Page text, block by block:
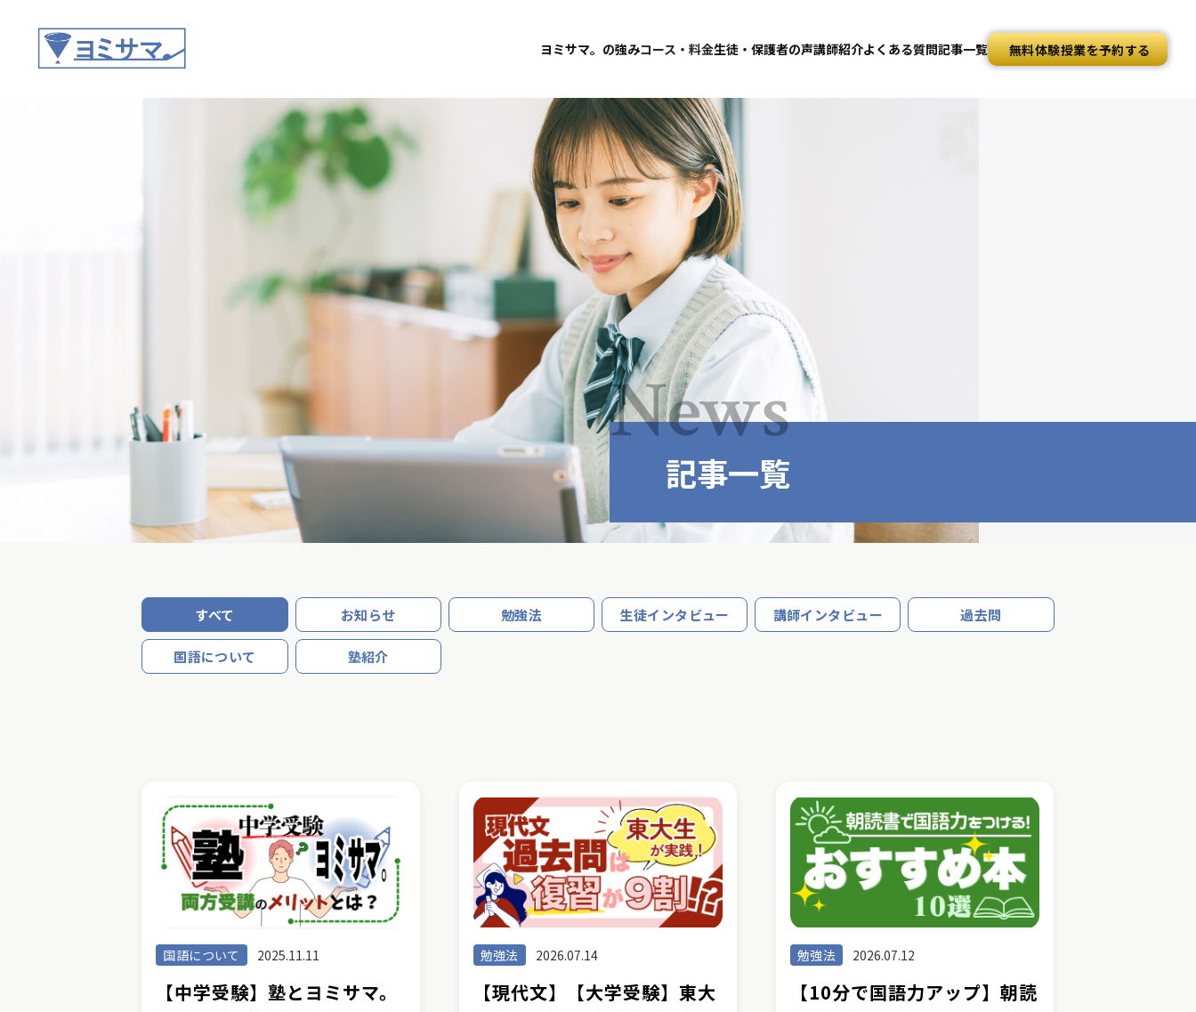
ヨミサマ。の強みコース・料金生徒・保護者の声講師紹介よくある質問記事一覧 無料体験授業を予約する
記事一覧
News
すべて お知らせ 勉強法 生徒インタビュー 講師インタビュー 過去問
国語について 塾紹介
国語について 2025.11.11
【中学受験】塾とヨミサマ。
勉強法 2026.07.14
【現代文】【大学受験】東大
勉強法 2026.07.12
【10分で国語力アップ】朝読